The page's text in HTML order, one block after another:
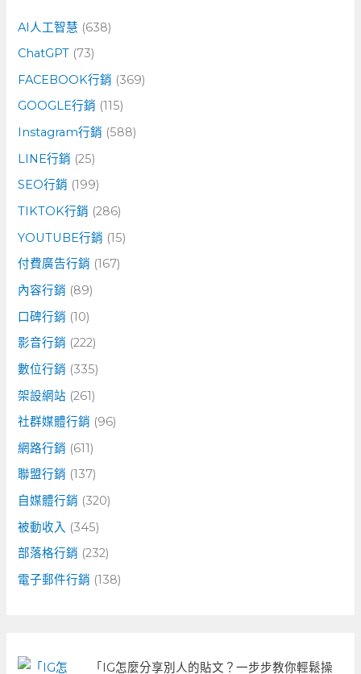
字
:
AI人工智慧 (638)
ChatGPT (73)
FACEBOOK行銷 (369)
GOOGLE行銷 (115)
Instagram行銷 (588)
LINE行銷 (25)
SEO行銷 (199)
TIKTOK行銷 (286)
YOUTUBE行銷 (15)
付費廣告行銷 (167)
內容行銷 (89)
口碑行銷 (10)
影音行銷 (222)
數位行銷 (335)
架設網站 (261)
社群媒體行銷 (96)
網路行銷 (611)
聯盟行銷 (137)
自媒體行銷 (320)
被動收入 (345)
部落格行銷 (232)
電子郵件行銷 (138)
「IG怎麼分享別人的貼文？一步步教你輕鬆操